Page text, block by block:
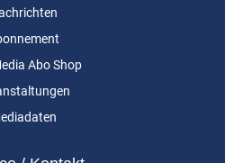
Abo Shop